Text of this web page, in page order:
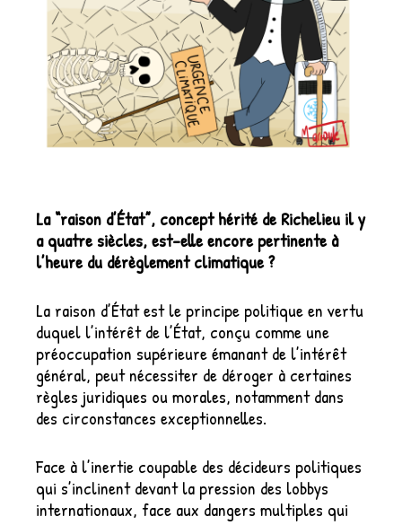
La “raison d’État”, concept hérité de Richelieu il y
a quatre siècles, est-elle encore pertinente à
l’heure du dérèglement climatique ?
La raison d’État est le principe politique en vertu
duquel l’intérêt de l’État, conçu comme une
préoccupation supérieure émanant de l’intérêt
général, peut nécessiter de déroger à certaines
règles juridiques ou morales, notamment dans
des circonstances exceptionnelles.
Face à l’inertie coupable des décideurs politiques
qui s’inclinent devant la pression des lobbys
internationaux, face aux dangers multiples qui